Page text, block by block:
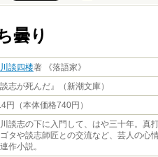
曇り
談四楼著 《落語家》
談志が死んだ』（新潮文庫）
円（本体価格740円）
談志の下に入門して、はや三十年。真
タや談志師匠との交流など、芸人の心
作小説。